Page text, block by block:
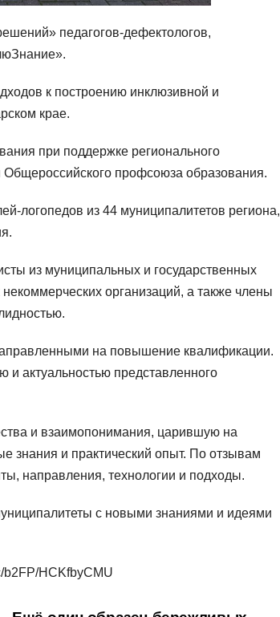
педагогов-дефектологов,
к построению инклюзивной и
крае.
при поддержке регионального
Общероссийского профсоюза образования.
логопедов из 44 муниципалитетов региона,
из муниципальных и государственных
организаций, а также члены
на повышение квалификации.
и актуальностью представленного
и взаимопонимания, царившую на
знания и практический опыт. По отзывам
направления, технологии и подходы.
с новыми знаниями и идеями
HCKfbyCMU